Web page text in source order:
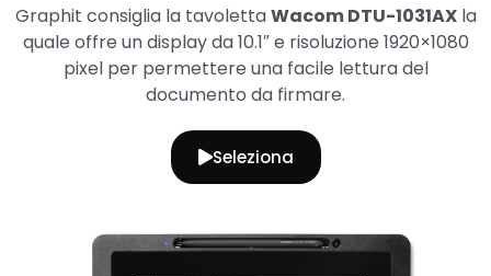
Graphit consiglia la tavolettaWacom DTU-1031AXla
quale offre un display da 10.1″ e risoluzione 1920×1080
pixel per permettere una facile lettura del
documento da firmare.
Seleziona